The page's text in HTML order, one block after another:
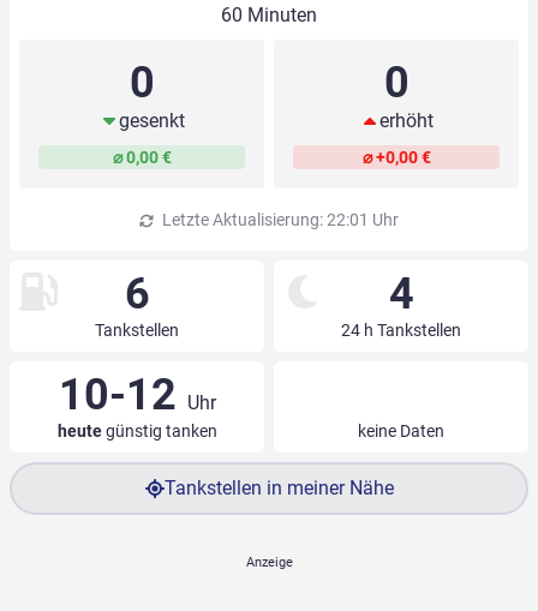
60 Minuten
0
gesenkt
⌀ 0,00 €
0
erhöht
⌀ +0,00 €
Letzte Aktualisierung: 22:01 Uhr
6
Tankstellen
4
24 h Tankstellen
10-12 Uhr
heutegünstig tanken keine Daten
Tankstellen in meiner Nähe